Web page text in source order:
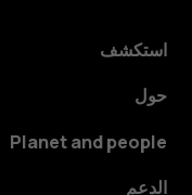
Terra M
HMD DUB
Watch
استكشف
حول
Planet and people
الدعم